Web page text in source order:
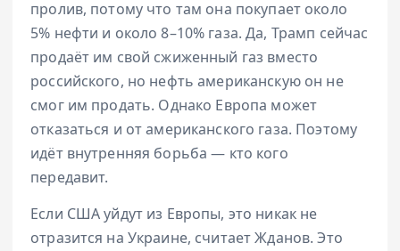
пролив, потому что там она покупает около
5% нефти и около 8–10% газа. Да, Трамп сейчас
продаёт им свой сжиженный газ вместо
российского, но нефть американскую он не
смог им продать. Однако Европа может
отказаться и от американского газа. Поэтому
идёт внутренняя борьба — кто кого
передавит.
Если США уйдут из Европы, это никак не
отразится на Украине, считает Жданов. Это